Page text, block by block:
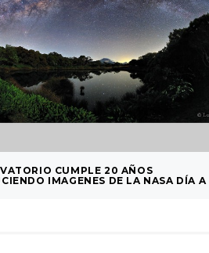
CUMPLE 20 AÑOS
IMAGENES DE LA NASA DÍA A